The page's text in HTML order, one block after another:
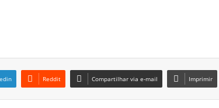
Reddit Compartilhar via e-mail Imprimir